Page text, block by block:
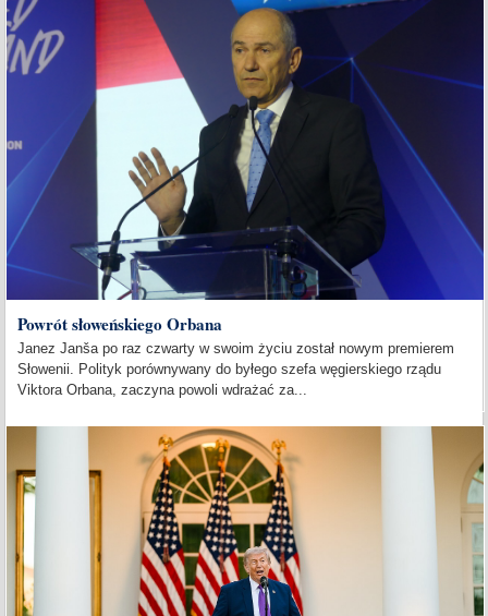
Powrót słoweńskiego Orbana
Janez Janša po raz czwarty w swoim życiu został nowym premierem
Słowenii. Polityk porównywany do byłego szefa węgierskiego rządu
Viktora Orbana, zaczyna powoli wdrażać za...